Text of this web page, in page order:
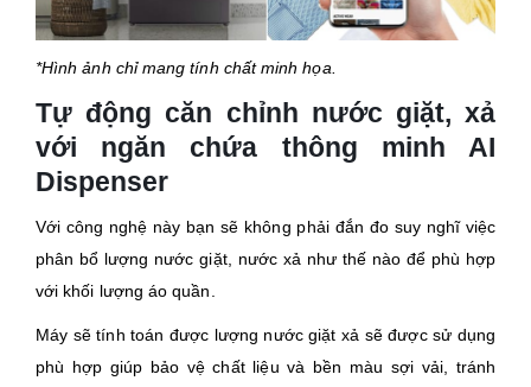
*Hình ảnh chỉ mang tính chất minh họa.
Tự động căn chỉnh nước giặt, xả
với ngăn chứa thông minh AI
Dispenser
Với công nghệ này bạn sẽ không phải đắn đo suy nghĩ việc
phân bổ lượng nước giặt, nước xả như thế nào để phù hợp
với khối lượng áo quần.
Máy sẽ tính toán được lượng nước giặt xả sẽ được sử dụng
phù hợp giúp bảo vệ chất liệu và bền màu sợi vải, tránh